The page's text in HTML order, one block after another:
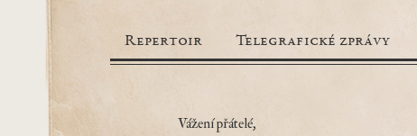
Repertoir Telegrafické zprávy
Vážení přátelé,